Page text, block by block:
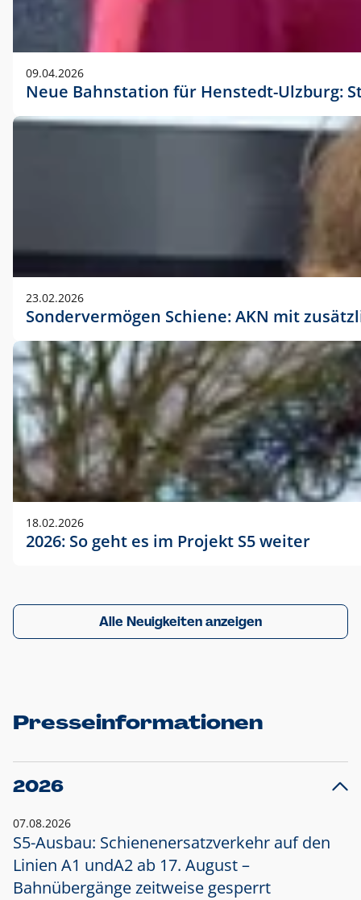
09.04.2026
Neue Bahnstation für Henstedt-Ulzburg:
23.02.2026
Sondervermögen Schiene: AKN mit
18.02.2026
2026: So geht es im Projekt S5 weiter
Alle Neuigkeiten anzeigen
Presseinformationen
2026
07.08.2026
S5-Ausbau: Schienenersatzverkehr auf den
Linien A1 undA2 ab 17. August –
Bahnübergänge zeitweise gesperrt